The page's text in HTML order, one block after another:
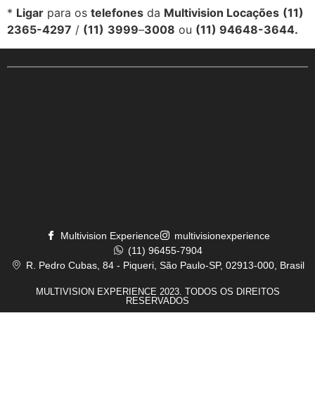
* Ligar para os telefones da Multivision Locações (11)
2365-4297 / (11) 3999–3008 ou (11) 94648-3644.
Multivision Experience
multivisionexperience
(11) 96455-7904
R. Pedro Cubas, 84 - Piqueri, São Paulo-SP, 02913-000, Brasil
MULTIVISION EXPERIENCE 2023. TODOS OS DIREITOS
RESERVADOS